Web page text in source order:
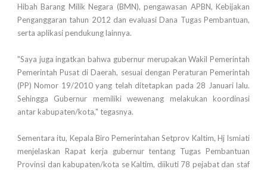
Hibah Barang Milik Negara (BMN), pengawasan APBN, Kebijakan
Penganggaran tahun 2012 dan evaluasi Dana Tugas Pembantuan,
serta aplikasi pendukung lainnya.
"Saya juga ingatkan bahwa gubernur merupakan Wakil Pemerintah
Pemerintah Pusat di Daerah, sesuai dengan Peraturan Pemerintah
(PP) Nomor 19/2010 yang telah ditetapkan pada 28 Januari lalu.
Sehingga Gubernur memiliki wewenang melakukan koordinasi
antar kabupaten/kota," tegasnya.
Sementara itu, Kepala Biro Pemerintahan Setprov Kaltim, Hj Ismiati
menjelaskan Rapat kerja gubernur tentang Tugas Pembantuan
Provinsi dan kabupaten/kota se Kaltim, diikuti 78 pejabat dan staf